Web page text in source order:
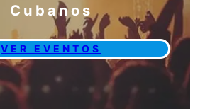
Cubanos
VER EVENTOS